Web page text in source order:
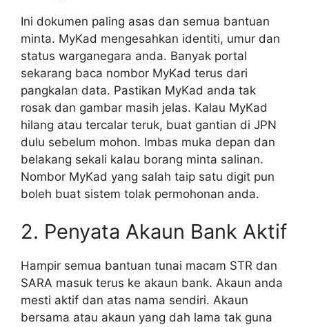
Ini dokumen paling asas dan semua bantuan
minta. MyKad mengesahkan identiti, umur dan
status warganegara anda. Banyak portal
sekarang baca nombor MyKad terus dari
pangkalan data. Pastikan MyKad anda tak
rosak dan gambar masih jelas. Kalau MyKad
hilang atau tercalar teruk, buat gantian di JPN
dulu sebelum mohon. Imbas muka depan dan
belakang sekali kalau borang minta salinan.
Nombor MyKad yang salah taip satu digit pun
boleh buat sistem tolak permohonan anda.
2. Penyata Akaun Bank Aktif
Hampir semua bantuan tunai macam STR dan
SARA masuk terus ke akaun bank. Akaun anda
mesti aktif dan atas nama sendiri. Akaun
bersama atau akaun yang dah lama tak guna